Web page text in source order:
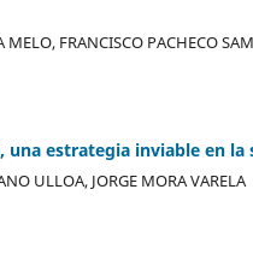
MELO, FRANCISCO PACHECO
una estrategia inviable en
ULLOA, JORGE MORA VARELA